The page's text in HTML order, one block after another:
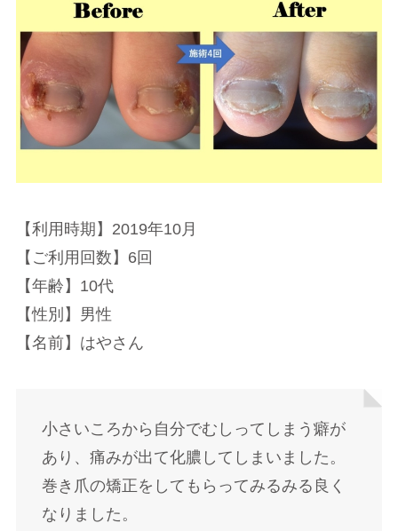
【利用時期】2019年10月
【ご利用回数】6回
【年齢】10代
【性別】男性
【名前】はやさん
小さいころから自分でむしってしまう癖が
あり、痛みが出て化膿してしまいました。
巻き爪の矯正をしてもらってみるみる良く
なりました。